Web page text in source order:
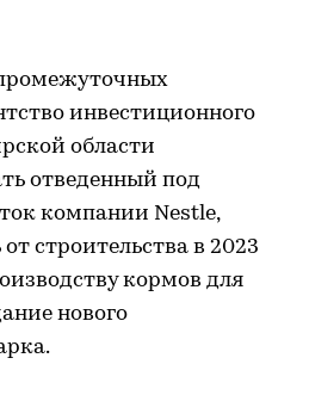
инвестиционного
области
отведенный под
компании Nestle,
строительства в 2023
кормов для
нового